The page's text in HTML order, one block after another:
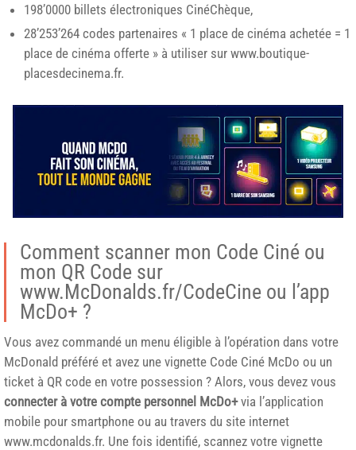
198’0000 billets électroniques CinéChèque,
28’253’264 codes partenaires « 1 place de cinéma achetée = 1
place de cinéma offerte » à utiliser sur www.boutique-
placesdecinema.fr.
Comment scanner mon Code Ciné ou
mon QR Code sur
www.McDonalds.fr/CodeCine ou l’app
McDo+ ?
Vous avez commandé un menu éligible à l’opération dans votre
McDonald préféré et avez une vignette Code Ciné McDo ou un
ticket à QR code en votre possession ? Alors, vous devez vous
connecter à votre compte personnel McDo+via l’application
mobile pour smartphone ou au travers du site internet
www.mcdonalds.fr. Une fois identifié, scannez votre vignette